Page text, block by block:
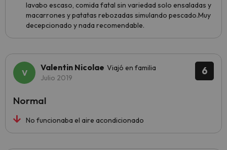
lavabo escaso, comida fatal sin variedad solo ensaladas y
macarrones y patatas rebozadas simulando pescado.Muy
decepcionado y nada recomendable.
6
Valentin Nicolae Viajó en familia
Julio 2019
No funcionaba el aire acondicionado
Normal